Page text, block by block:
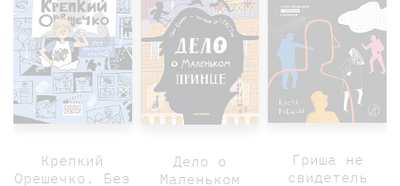
Крепкий
Орешечко. Без
Дело о
Маленьком
Гриша не
свидетель